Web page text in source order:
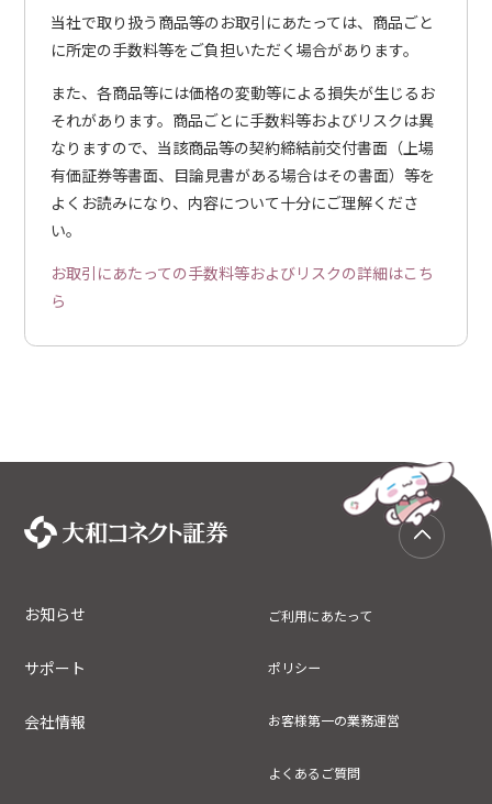
当社で取り扱う商品等のお取引にあたっては、商品ごと
に所定の手数料等をご負担いただく場合があります。
また、各商品等には価格の変動等による損失が生じるお
それがあります。商品ごとに手数料等およびリスクは異
なりますので、当該商品等の契約締結前交付書面（上場
有価証券等書面、目論見書がある場合はその書面）等を
よくお読みになり、内容について十分にご理解くださ
い。
お取引にあたっての手数料等およびリスクの詳細はこち
ら
お知らせ
サポート
会社情報
ご利用にあたって
ポリシー
お客様第一の業務運営
よくあるご質問